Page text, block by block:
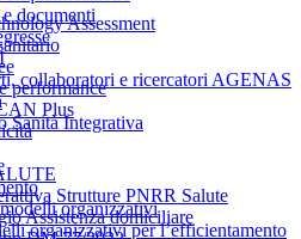
Assessment
performance
Plus
Strutture PNRR Salute
Assistenza domiciliare
documenti
collaboratori e ricercatori AGENAS
Sanità Integrativa
organizzativi
organizzativi per l’efficientamento